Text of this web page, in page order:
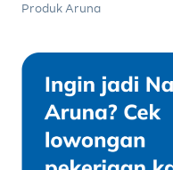
Produk Aruna